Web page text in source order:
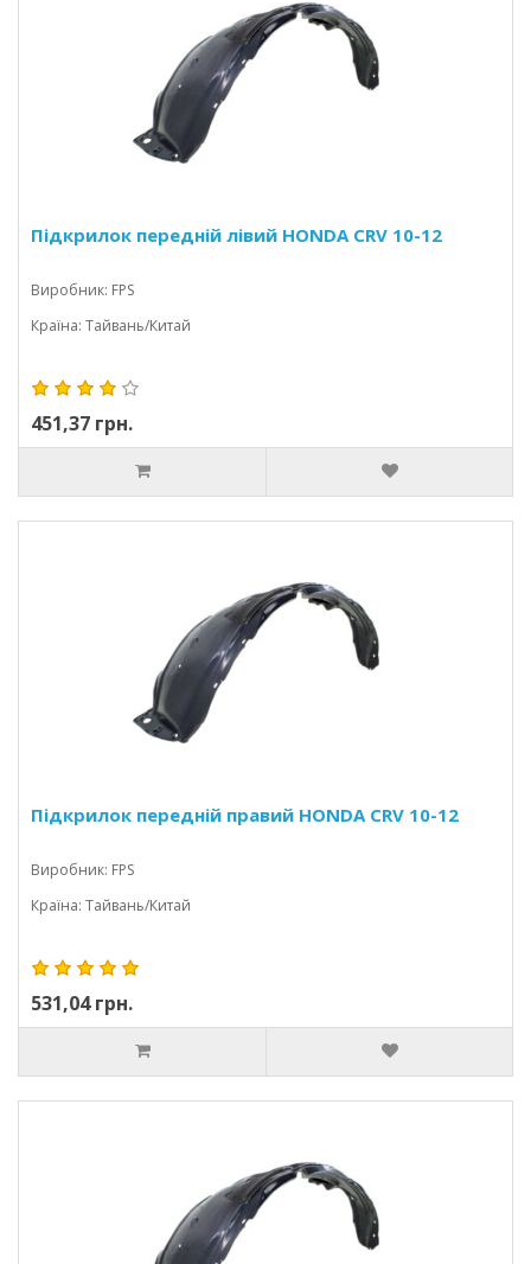
Підкрилок передній лівий HONDA CRV 10-12
Виробник: FPS
Країна: Тайвань/Китай
451,37 грн.
Підкрилок передній правий HONDA CRV 10-12
Виробник: FPS
Країна: Тайвань/Китай
531,04 грн.